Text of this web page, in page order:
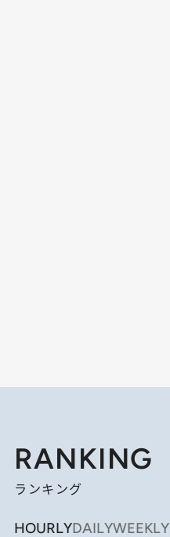
RANKING
ランキング
HOURLYDAILYWEEKLY